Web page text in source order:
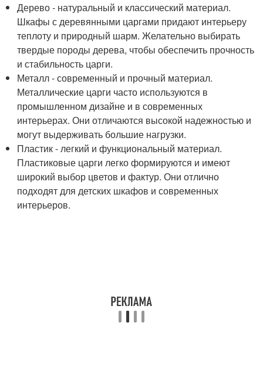
Дерево - натуральный и классический материал.
Шкафы с деревянными царгами придают интерьеру
теплоту и природный шарм. Желательно выбирать
твердые породы дерева, чтобы обеспечить прочность
и стабильность царги.
Металл - современный и прочный материал.
Металлические царги часто используются в
промышленном дизайне и в современных
интерьерах. Они отличаются высокой надежностью и
могут выдерживать большие нагрузки.
Пластик - легкий и функциональный материал.
Пластиковые царги легко формируются и имеют
широкий выбор цветов и фактур. Они отлично
подходят для детских шкафов и современных
интерьеров.